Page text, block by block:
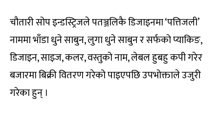
चौतारी सोप इन्डस्ट्रिजले पतञ्जलिकै डिजाइनमा ‘पत्तिजली’
नाममा भाँडा धुने साबुन, लुगा धुने साबुन र सर्फको प्याकिङ,
डिजाइन, साइज, कलर, वस्तुको नाम, लेबल हुबहु कपी गरेर
बजारमा बिक्री वितरण गरेको पाइएपछि उपभोक्ताले उजुरी
गरेका हुन् ।